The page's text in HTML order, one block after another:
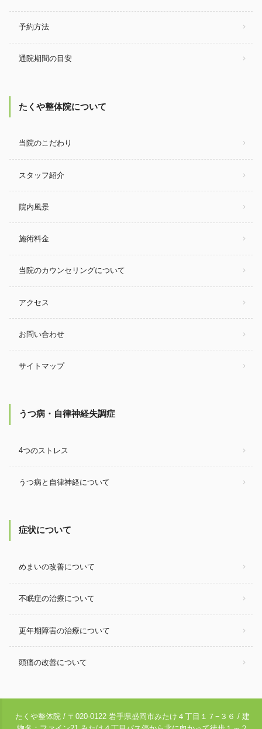
予約方法
通院期間の目安
たくや整体院について
当院のこだわり
スタッフ紹介
院内風景
施術料金
当院のカウンセリングについて
アクセス
お問い合わせ
サイトマップ
うつ病・自律神経失調症
4つのストレス
うつ病と自律神経について
症状について
めまいの改善について
不眠症の治療について
更年期障害の治療について
頭痛の改善について
たくや整体院 / 〒020-0122 岩手県盛岡市みたけ４丁目１７−３６ / 建